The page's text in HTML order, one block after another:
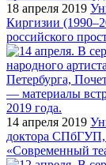
18 апреля 2019
Киргизии
российского
14 апреля 2019
доктора СПбГУП,
«Современный